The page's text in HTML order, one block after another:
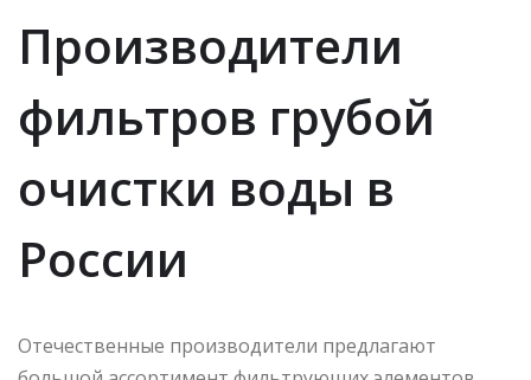
Производители
фильтров грубой
очистки воды в
России
Отечественные производители предлагают